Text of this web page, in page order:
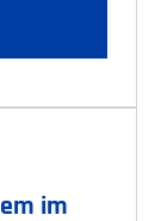
im